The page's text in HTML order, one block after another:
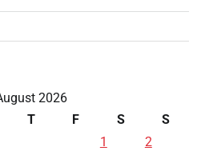
2026
T F S
S
1
2